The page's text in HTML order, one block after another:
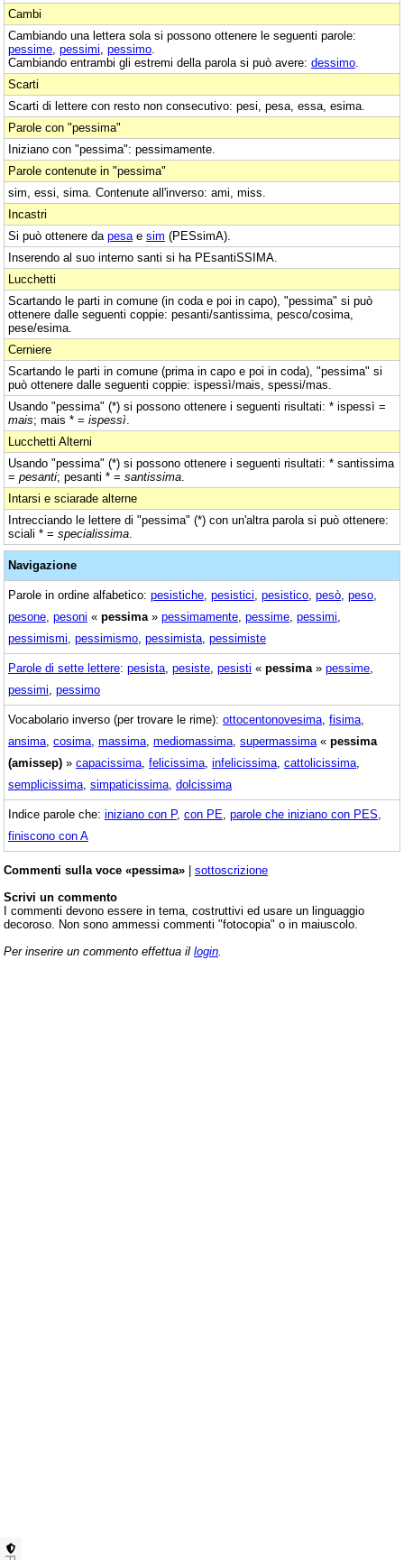
Cambi
Cambiando una lettera sola si possono ottenere le seguenti parole:
pessime pessimi pessimo
Cambiando entrambi gli estremi della parola si può avere: dessimo
Scarti
Scarti di lettere con resto non consecutivo: pesi, pesa, essa, esima.
Parole con "pessima"
Iniziano con "pessima": pessimamente.
Parole contenute in "pessima"
sim, essi, sima. Contenute all'inverso: ami, miss.
Incastri
Si può ottenere da pesa e sim (PESsimA).
Inserendo al suo interno santi si ha PEsantiSSIMA.
Lucchetti
Scartando le parti in comune (in coda e poi in capo), "pessima" si può
ottenere dalle seguenti coppie: pesanti/santissima, pesco/cosima,
pese/esima.
Cerniere
Scartando le parti in comune (prima in capo e poi in coda), "pessima" si
può ottenere dalle seguenti coppie: ispessì/mais, spessi/mas.
Usando "pessima" (*) si possono ottenere i seguenti risultati: * ispessì =
mais; mais * = ispessì
Lucchetti Alterni
Usando "pessima" (*) si possono ottenere i seguenti risultati: * santissima
= pesanti; pesanti * = santissima
Intarsi e sciarade alterne
Intrecciando le lettere di "pessima" (*) con un'altra parola si può ottenere:
sciali * = specialissima
Navigazione
Parole in ordine alfabetico: pesistiche pesistici pesistico pesò peso
pesone pesoni « pessima » pessimamente pessime pessimi
pessimismi pessimismo pessimista pessimiste
Parole di sette lettere: pesista pesiste pesisti « pessima » pessime
pessimi pessimo
Vocabolario inverso (per trovare le rime): ottocentonovesima fisima
ansima cosima massima mediomassima supermassima « pessima
(amissep) » capacissima felicissima infelicissima cattolicissima
semplicissima simpaticissima dolcissima
Indice parole che: iniziano con P, con PE parole che iniziano con PES
finiscono con A
Commenti sulla voce «pessima» | sottoscrizione
Scrivi un commento
I commenti devono essere in tema, costruttivi ed usare un linguaggio
decoroso. Non sono ammessi commenti "fotocopia" o in maiuscolo.
Per inserire un commento effettua il login